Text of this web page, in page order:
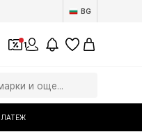
BG
1